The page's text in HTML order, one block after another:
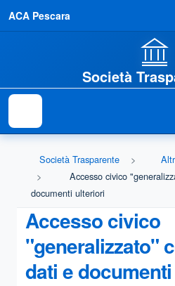
ACA Pescara
Società
Società Trasparente
Accesso civico
documenti ulteriori
Accesso civico
"generalizzato"
dati e